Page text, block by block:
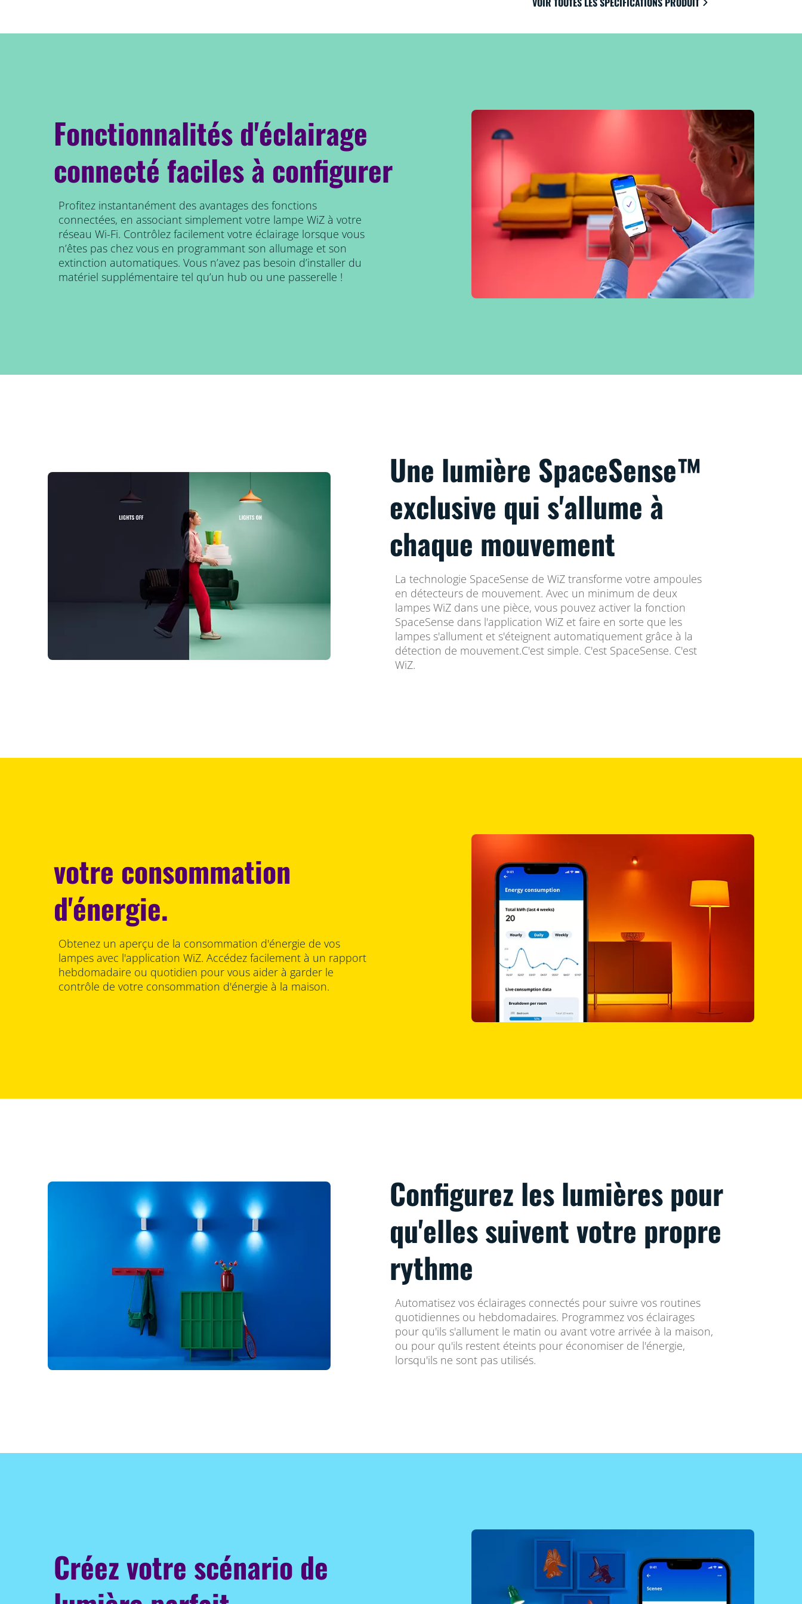
Fonctionnalités d'éclairage
connecté faciles à configurer
Profitez instantanément des avantages des fonctions
connectées, en associant simplement votre lampe WiZ à votre
réseau Wi-Fi. Contrôlez facilement votre éclairage lorsque vous
n’êtes pas chez vous en programmant son allumage et son
extinction automatiques. Vous n’avez pas besoin d’installer du
matériel supplémentaire tel qu’un hub ou une passerelle !
Une lumière SpaceSense™
exclusive qui s'allume à
chaque mouvement
La technologie SpaceSense de WiZ transforme votre ampoules
en détecteurs de mouvement. Avec un minimum de deux
lampes WiZ dans une pièce, vous pouvez activer la fonction
SpaceSense dans l'application WiZ et faire en sorte que les
lampes s'allument et s'éteignent automatiquement grâce à la
détection de mouvement.C'est simple. C'est SpaceSense. C'est
WiZ.
votre consommation
d'énergie.
Obtenez un aperçu de la consommation d'énergie de vos
lampes avec l'application WiZ. Accédez facilement à un rapport
hebdomadaire ou quotidien pour vous aider à garder le
contrôle de votre consommation d'énergie à la maison.
Configurez les lumières pour
qu'elles suivent votre propre
rythme
Automatisez vos éclairages connectés pour suivre vos routines
quotidiennes ou hebdomadaires. Programmez vos éclairages
pour qu'ils s'allument le matin ou avant votre arrivée à la maison,
ou pour qu'ils restent éteints pour économiser de l'énergie,
lorsqu'ils ne sont pas utilisés.
Créez votre scénario de